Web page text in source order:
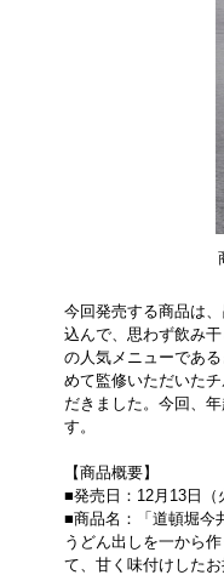
今回発売する商品は
込んで、思わず飲み
の人気メニューであ
めて監修いただいた
だきました。今回、
す。
【商品概要】
■発売日：12月13日（
■商品名：「道頓堀今
うどん出しを一から
て、甘く味付けした